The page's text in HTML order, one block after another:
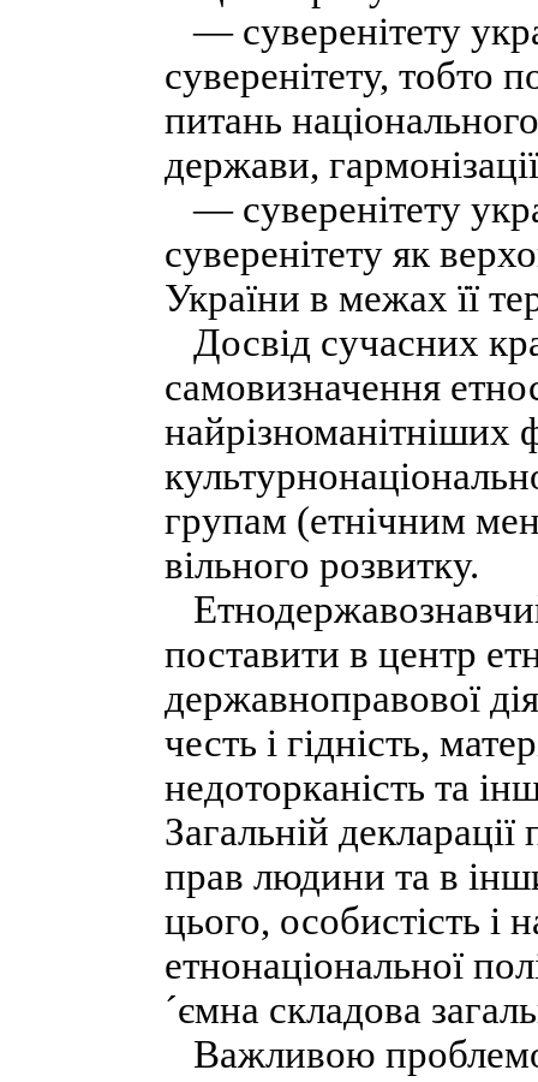
— суверенітету
суверенітету, тобто
питань
держави,
— суверенітету
суверенітету як
України в межах її
Досвід сучасних
самовизначення
найрізноманітніших
групам (етнічним
вільного розвитку.
поставити в центр
державноправової
честь і гідність,
недоторканість та
Загальній
прав людини та в
цього, особистість і
етнонаціональної
´ємна складова
Важливою